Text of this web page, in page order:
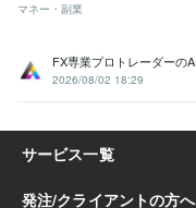
マネー・副業
FX専業プロトレーダーの
2026/08/02 18:29